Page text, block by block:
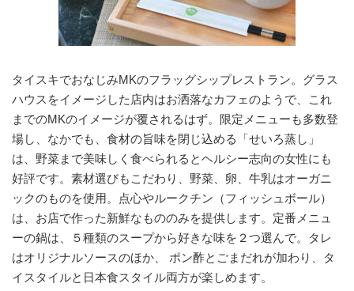
タイスキでおなじみMKのフラッグシップレストラン。グラス
ハウスをイメージした店内はお洒落なカフェのようで、これ
までのMKのイメージが覆されるはず。限定メニューも多数登
場し、なかでも、食材の旨味を閉じ込める「せいろ蒸し」
は、野菜まで美味しく食べられるとヘルシー志向の女性にも
好評です。素材選びもこだわり、野菜、卵、牛乳はオーガニ
ックのものを使用。点心やルークチン（フィッシュボール）
は、お店で作った新鮮なもののみを提供します。定番メニュ
ーの鍋は、５種類のスープから好きな味を２つ選んで。タレ
はオリジナルソースのほか、 ポン酢とごまだれが加わり、タ
イスタイルと日本食スタイル両方が楽しめます。